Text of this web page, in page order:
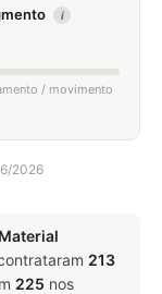
i
/ movimento
2026
213
225 nos